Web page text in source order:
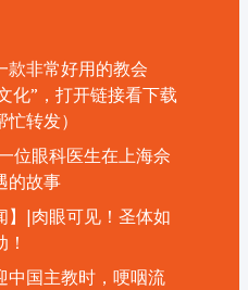
款非常好用的教会
化”，打开链接看下载
转发）
位眼科医生在上海佘
的故事
】|肉眼可见！圣体如
中国主教时，哽咽流